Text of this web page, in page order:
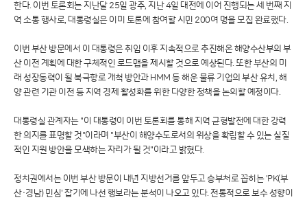
한다. 이번 토론회는 지난달 25일 광주, 지난 4일 대전에 이어 진행되는 세 번째 지
역 소통 행사로, 대통령실은 이미 토론에 참여할 시민 200여 명을 모집 완료했다.
이번 부산 방문에서 이 대통령은 취임 이후 지속적으로 추진해온 해양수산부의 부
산 이전 계획에 대한 구체적인 로드맵을 제시할 것으로 예상된다. 또한 부산의 미
래 성장동력이 될 북극항로 개척 방안과 HMM 등 해운 물류 기업의 부산 유치, 해
양 관련 기관 이전 등 지역 경제 활성화를 위한 다양한 정책을 논의할 예정이다.
대통령실 관계자는 "이 대통령이 이번 토론회를 통해 지역 균형발전에 대한 강력
한 의지를 표명할 것"이라며 "부산이 해양수도로서의 위상을 확립할 수 있는 실질
적인 지원 방안을 모색하는 자리가 될 것"이라고 밝혔다.
정치권에서는 이번 부산 방문이 내년 지방선거를 앞두고 승부처로 꼽히는 'PK(부
산·경남) 민심' 잡기에 나선 행보라는 분석이 나오고 있다. 전통적으로 보수 성향이